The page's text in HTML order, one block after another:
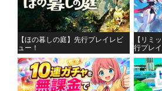
【ほの暮しの庭】先行プレイレビ
ュー！
【リミ
行プレ